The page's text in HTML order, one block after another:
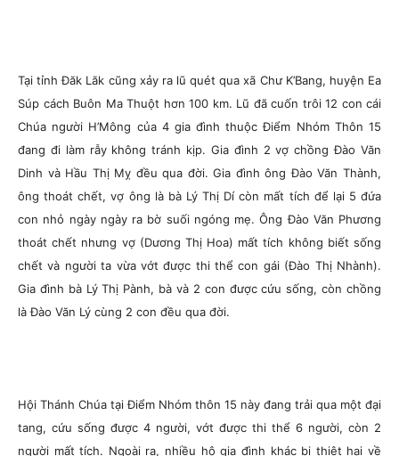
Tại tỉnh Đăk Lăk cũng xảy ra lũ quét qua xã Chư K’Bang, huyện Ea
Súp cách Buôn Ma Thuột hơn 100 km. Lũ đã cuốn trôi 12 con cái
Chúa người H’Mông của 4 gia đình thuộc Điểm Nhóm Thôn 15
đang đi làm rẫy không tránh kịp. Gia đình 2 vợ chồng Đào Văn
Dinh và Hầu Thị Mỵ đều qua đời. Gia đình ông Đào Văn Thành,
ông thoát chết, vợ ông là bà Lý Thị Dí còn mất tích để lại 5 đứa
con nhỏ ngày ngày ra bờ suối ngóng mẹ. Ông Đào Văn Phương
thoát chết nhưng vợ (Dương Thị Hoa) mất tích không biết sống
chết và người ta vừa vớt được thi thể con gái (Đào Thị Nhành).
Gia đình bà Lý Thị Pành, bà và 2 con được cứu sống, còn chồng
là Đào Văn Lý cùng 2 con đều qua đời.
Hội Thánh Chúa tại Điểm Nhóm thôn 15 này đang trải qua một đại
tang, cứu sống được 4 người, vớt được thi thể 6 người, còn 2
người mất tích. Ngoài ra, nhiều hộ gia đình khác bị thiệt hại về